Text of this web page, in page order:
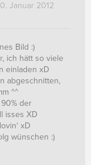
Januar 2012
Bild :)
ich hätt so viele
einladen xD
abgeschnitten,
^^
der
isses XD
xD
wünschen :)